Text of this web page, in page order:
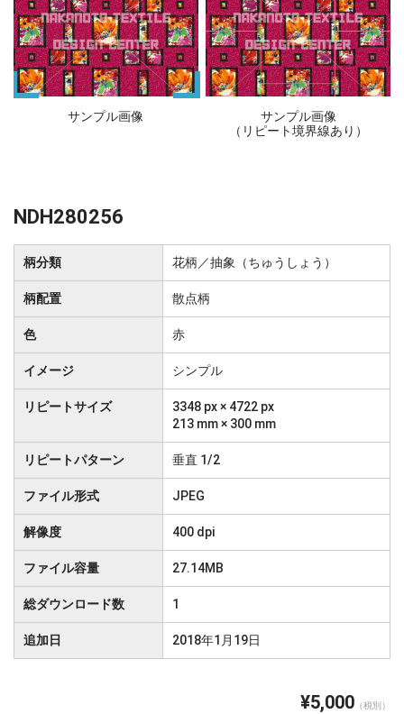
サンプル画像
サンプル画像
（リピート境界線あり）
NDH280256
柄分類 花柄／抽象（ちゅうしょう）
柄配置 散点柄
色 赤
イメージ シンプル
リピートサイズ
3348 px × 4722 px
213 mm × 300 mm
リピートパターン 垂直 1/2
ファイル形式 JPEG
解像度 400 dpi
ファイル容量 27.14MB
総ダウンロード数 1
追加日 2018年1月19日
¥5,000 （税別）